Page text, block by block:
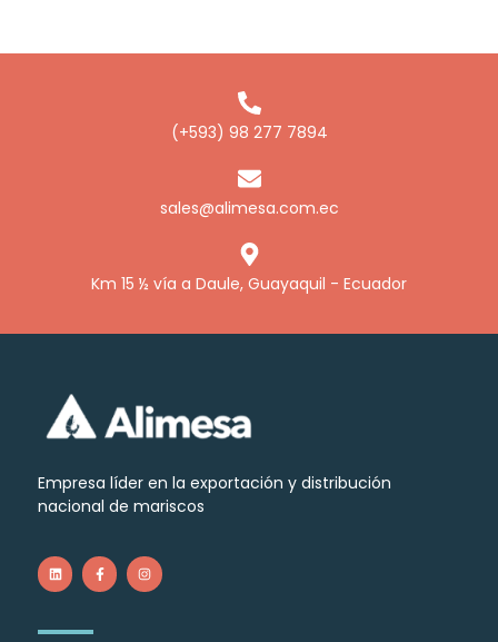
(+593) 98 277 7894
sales@alimesa.com.ec
Km 15 ½ vía a Daule, Guayaquil - Ecuador
Empresa líder en la exportación y distribución
nacional de mariscos